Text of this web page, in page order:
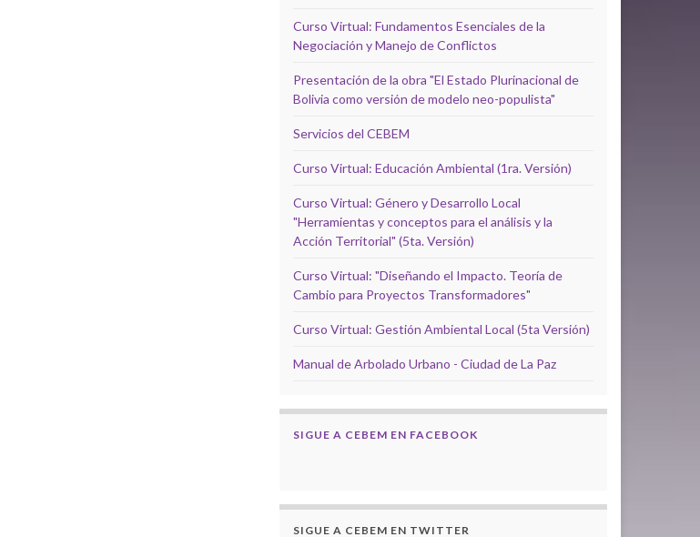
Curso Virtual: Fundamentos Esenciales de la
Negociación y Manejo de Conflictos
Presentación de la obra "El Estado Plurinacional de
Bolivia como versión de modelo neo-populista"
Servicios del CEBEM
Curso Virtual: Educación Ambiental (1ra. Versión)
Curso Virtual: Género y Desarrollo Local
"Herramientas y conceptos para el análisis y la
Acción Territorial" (5ta. Versión)
Curso Virtual: "Diseñando el Impacto. Teoría de
Cambio para Proyectos Transformadores"
Curso Virtual: Gestión Ambiental Local (5ta Versión)
Manual de Arbolado Urbano - Ciudad de La Paz
SIGUE A CEBEM EN FACEBOOK
SIGUE A CEBEM EN TWITTER